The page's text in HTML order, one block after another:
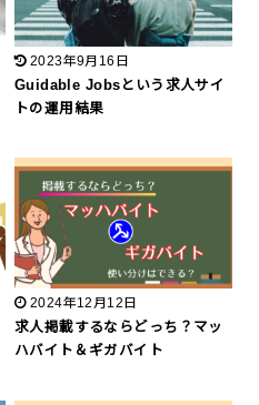
2023年9月16日
Guidable Jobsという求人サイ
トの運用結果
2024年12月12日
求人掲載するならどっち？マッ
ハバイト＆ギガバイト